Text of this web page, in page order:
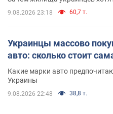
9.08.2026 23:18 60,7 т.
Украинцы массово
авто: сколько стоит
Какие марки авто
Украины
9.08.2026 22:48 38,8 т.